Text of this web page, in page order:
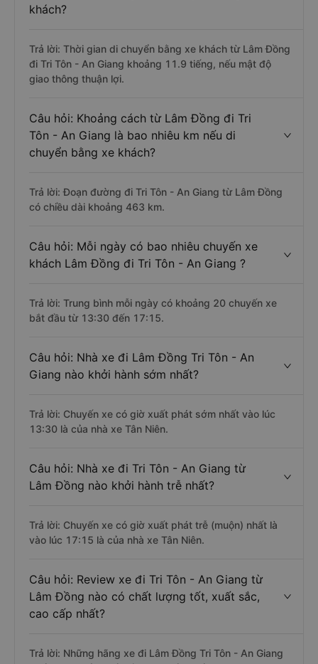
khách?
Trả lời: Thời gian di chuyển bằng xe khách từ Lâm Đồng
đi Tri Tôn - An Giang khoảng 11.9 tiếng, nếu mật độ
giao thông thuận lợi.
Câu hỏi: Khoảng cách từ Lâm Đồng đi Tri
Tôn - An Giang là bao nhiêu km nếu di
chuyển bằng xe khách?
Trả lời: Đoạn đường đi Tri Tôn - An Giang từ Lâm Đồng
có chiều dài khoảng 463 km.
Câu hỏi: Mỗi ngày có bao nhiêu chuyến xe
khách Lâm Đồng đi Tri Tôn - An Giang ?
Trả lời: Trung bình mỗi ngày có khoảng 20 chuyến xe
bắt đầu từ 13:30 đến 17:15.
Câu hỏi: Nhà xe đi Lâm Đồng Tri Tôn - An
Giang nào khởi hành sớm nhất?
Trả lời: Chuyến xe có giờ xuất phát sớm nhất vào lúc
13:30 là của nhà xe Tân Niên.
Câu hỏi: Nhà xe đi Tri Tôn - An Giang từ
Lâm Đồng nào khởi hành trễ nhất?
Trả lời: Chuyến xe có giờ xuất phát trễ (muộn) nhất là
vào lúc 17:15 là của nhà xe Tân Niên.
Câu hỏi: Review xe đi Tri Tôn - An Giang từ
Lâm Đồng nào có chất lượng tốt, xuất sắc,
cao cấp nhất?
Trả lời: Những hãng xe đi Lâm Đồng Tri Tôn - An Giang